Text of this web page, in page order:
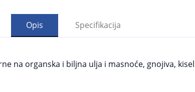
Opis Specifikacija
na organska i biljna ulja i masnoće, gnojiva,